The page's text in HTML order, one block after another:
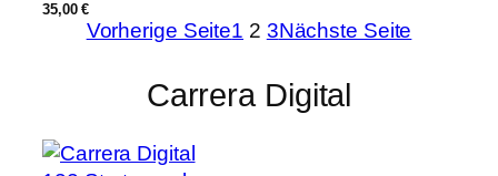
35,00€
Vorherige Seite1 2 3Nächste Seite
Carrera Digital